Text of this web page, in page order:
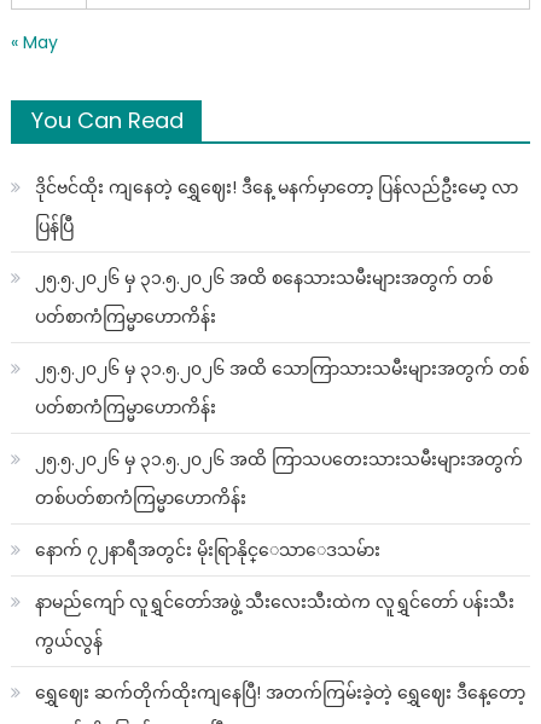
« May
You Can Read
ဒိုင်ဗင်ထိုး ကျနေတဲ့ ရွှေဈေး! ဒီနေ့ မနက်မှာတော့ ပြန်လည်ဦးမော့ လာ
ပြန်ပြီ
၂၅.၅.၂၀၂၆ မှ ၃၁.၅.၂၀၂၆ အထိ စနေသားသမီးများအတွက် တစ်
ပတ်စာကံကြမ္မာဟောကိန်း
၂၅.၅.၂၀၂၆ မှ ၃၁.၅.၂၀၂၆ အထိ သောကြာသားသမီးများအတွက် တစ်
ပတ်စာကံကြမ္မာဟောကိန်း
၂၅.၅.၂၀၂၆ မှ ၃၁.၅.၂၀၂၆ အထိ ကြာသပတေးသားသမီးများအတွက်
တစ်ပတ်စာကံကြမ္မာဟောကိန်း
နောက် ၇၂နာရီအတွင်း မိုးရြာနိုင္ေသာေဒသမ်ား
နာမည်ကျော် လူရွှင်တော်အဖွဲ့ သီးလေးသီးထဲက လူရွှင်တော် ပန်းသီး
ကွယ်လွန်
ရွှေဈေး ဆက်တိုက်ထိုးကျနေပြီ! အတက်ကြမ်းခဲ့တဲ့ ရွှေဈေး ဒီနေ့တော့